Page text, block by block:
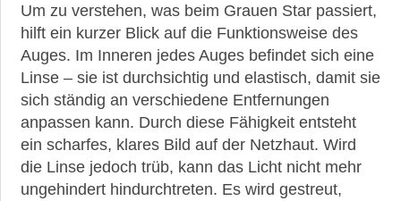
Um zu verstehen, was beim Grauen Star passiert,
hilft ein kurzer Blick auf die Funktionsweise des
Auges. Im Inneren jedes Auges befindet sich eine
Linse – sie ist durchsichtig und elastisch, damit sie
sich ständig an verschiedene Entfernungen
anpassen kann. Durch diese Fähigkeit entsteht
ein scharfes, klares Bild auf der Netzhaut. Wird
die Linse jedoch trüb, kann das Licht nicht mehr
ungehindert hindurchtreten. Es wird gestreut,